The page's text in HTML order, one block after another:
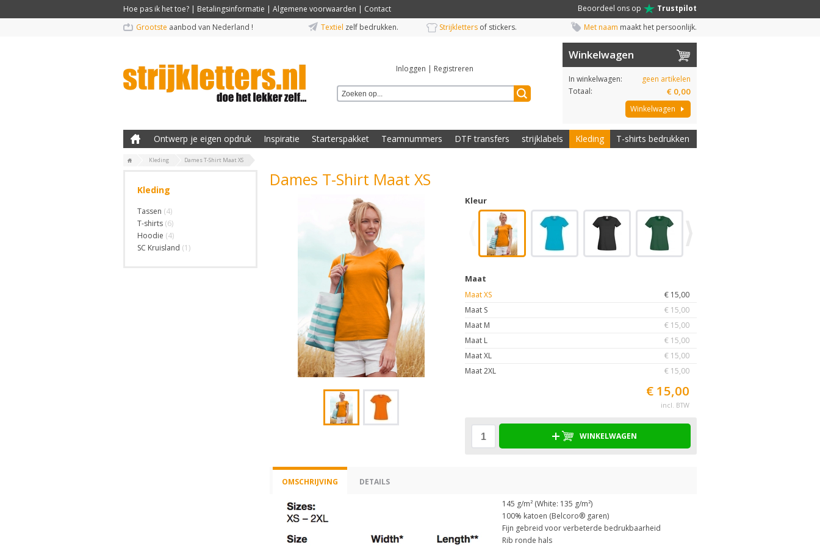
Hoe pas ik het toe? | Betalingsinformatie | Algemene voorwaarden | Contact Beoordeel ons op
Trustpilot
Grootste aanbod van Nederland ! Textiel zelf bedrukken. Strijkletters of stickers. Met naam maakt het persoonlijk.
Inloggen | Registreren
Winkelwagen
In winkelwagen:
geen artikelen
Totaal:
€ 0,00
Winkelwagen
Ontwerp je eigen opdruk Inspiratie Starterspakket Teamnummers DTF transfers strijklabels Kleding T-shirts bedrukken
Kleding Dames T-Shirt Maat XS
Kleding
Tassen (4)
T-shirts (6)
Hoodie (4)
SC Kruisland (1)
Dames T-Shirt Maat XS
Kleur
Maat
Maat XS
€ 15,00
Maat S
€ 15,00
Maat M
€ 15,00
Maat L
€ 15,00
Maat XL
€ 15,00
Maat 2XL
€ 15,00
€ 15,00
incl. BTW
WINKELWAGEN
OMSCHRIJVING DETAILS
145 g/m² (White: 135 g/m²)
100% katoen (Belcoro® garen)
Fijn gebreid voor verbeterde bedrukbaarheid
Rib ronde hals